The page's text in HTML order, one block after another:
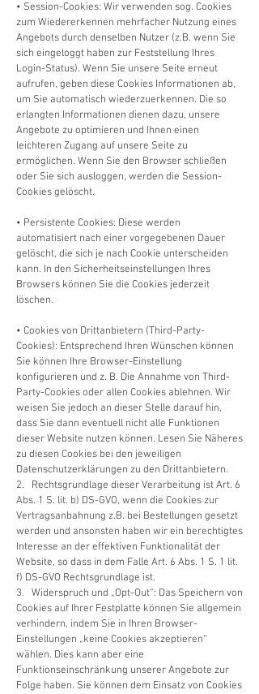
• Session-Cookies: Wir verwenden sog. Cookies
zum Wiedererkennen mehrfacher Nutzung eines
Angebots durch denselben Nutzer (z.B. wenn Sie
sich eingeloggt haben zur Feststellung Ihres
Login-Status). Wenn Sie unsere Seite erneut
aufrufen, geben diese Cookies Informationen ab,
um Sie automatisch wiederzuerkennen. Die so
erlangten Informationen dienen dazu, unsere
Angebote zu optimieren und Ihnen einen
leichteren Zugang auf unsere Seite zu
ermöglichen. Wenn Sie den Browser schließen
oder Sie sich ausloggen, werden die Session-
Cookies gelöscht.
• Persistente Cookies: Diese werden
automatisiert nach einer vorgegebenen Dauer
gelöscht, die sich je nach Cookie unterscheiden
kann. In den Sicherheitseinstellungen Ihres
Browsers können Sie die Cookies jederzeit
löschen.
• Cookies von Drittanbietern (Third-Party-
Cookies): Entsprechend Ihren Wünschen können
Sie können Ihre Browser-Einstellung
konfigurieren und z. B. Die Annahme von Third-
Party-Cookies oder allen Cookies ablehnen. Wir
weisen Sie jedoch an dieser Stelle darauf hin,
dass Sie dann eventuell nicht alle Funktionen
dieser Website nutzen können. Lesen Sie Näheres
zu diesen Cookies bei den jeweiligen
Datenschutzerklärungen zu den Drittanbietern.
2. Rechtsgrundlage dieser Verarbeitung ist Art. 6
Abs. 1 S. lit. b) DS-GVO, wenn die Cookies zur
Vertragsanbahnung z.B. bei Bestellungen gesetzt
werden und ansonsten haben wir ein berechtigtes
Interesse an der effektiven Funktionalität der
Website, so dass in dem Falle Art. 6 Abs. 1 S. 1 lit.
f) DS-GVO Rechtsgrundlage ist.
3. Widerspruch und „Opt-Out“: Das Speichern von
Cookies auf Ihrer Festplatte können Sie allgemein
verhindern, indem Sie in Ihren Browser-
Einstellungen „keine Cookies akzeptieren“
wählen. Dies kann aber eine
Funktionseinschränkung unserer Angebote zur
Folge haben. Sie können dem Einsatz von Cookies